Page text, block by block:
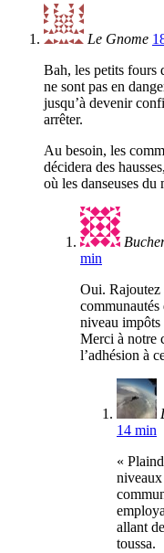
Le Gnome
Bah, les petits fours
ne sont pas en
jusqu’à devenir
arrêter.
Au besoin, les
décidera des
où les danseuses
min
Oui. Rajoutez
niveau impôts
Merci à notre
l’adhésion à
14 min
«
allant
toussa.